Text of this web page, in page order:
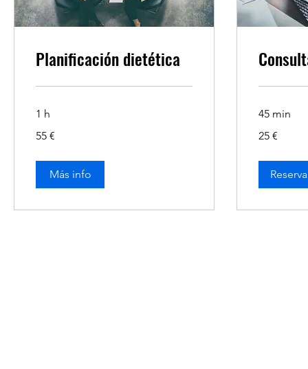
Planificación dietética
1 h
euros
55 €
Más info
45 min
euros
25 €